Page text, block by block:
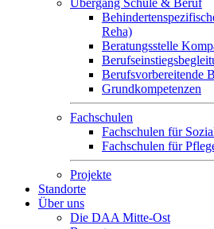
Übergang Schule & Beruf
Reha)
Beratungsstelle
Berufsvorbereitende
Grundkompetenzen
Fachschulen
Fachschulen für
Fachschulen für
Projekte
Standorte
Über uns
Die DAA Mitte-Ost